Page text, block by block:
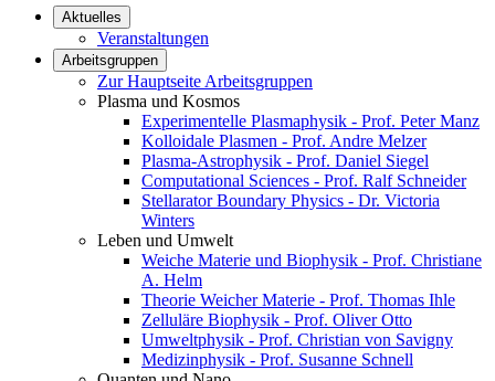
Aktuelles
Veranstaltungen
Arbeitsgruppen
Zur Hauptseite Arbeitsgruppen
Plasma und Kosmos
Experimentelle Plasmaphysik - Prof. Peter Manz
Kolloidale Plasmen - Prof. Andre Melzer
Plasma-Astrophysik - Prof. Daniel Siegel
Computational Sciences - Prof. Ralf Schneider
Stellarator Boundary Physics - Dr. Victoria
Winters
Leben und Umwelt
Weiche Materie und Biophysik - Prof. Christiane
A. Helm
Theorie Weicher Materie - Prof. Thomas Ihle
Zelluläre Biophysik - Prof. Oliver Otto
Umweltphysik - Prof. Christian von Savigny
Medizinphysik - Prof. Susanne Schnell